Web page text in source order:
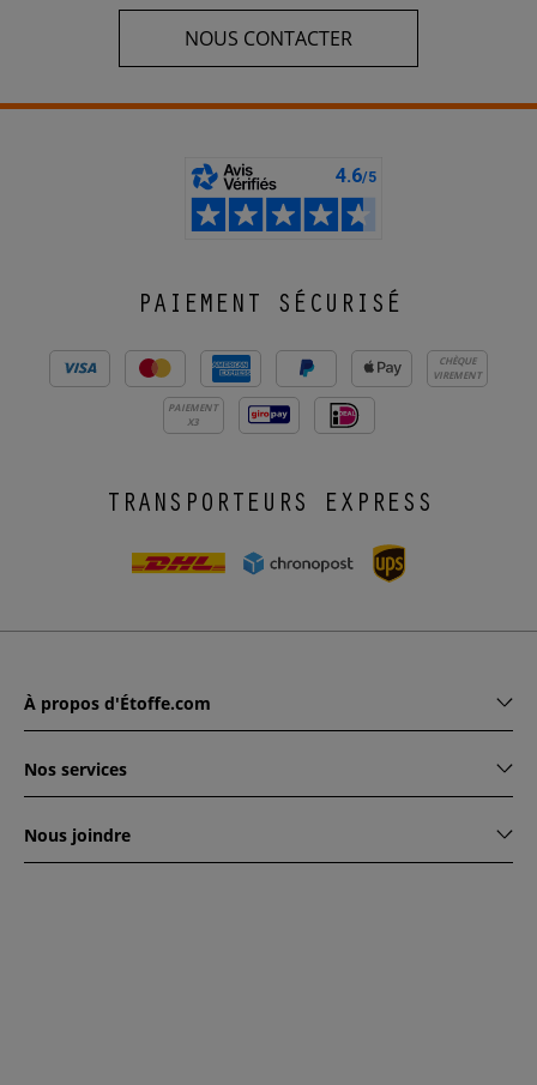
NOUS CONTACTER
PAIEMENT SÉCURISÉ
CHÈQUE
VIREMENT
PAIEMENT
X3
TRANSPORTEURS EXPRESS
À propos d'Étoffe.com
Nos services
Nous joindre